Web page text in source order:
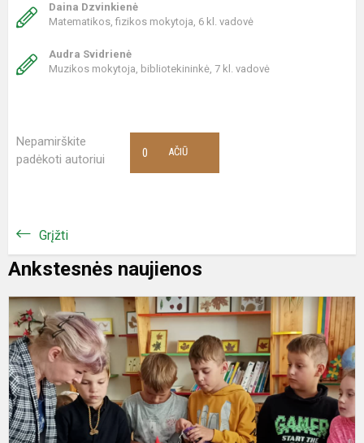
Daina Dzvinkienė
Matematikos, fizikos mokytoja, 6 kl. vadovė
Audra Svidrienė
Muzikos mokytoja, bibliotekininkė, 7 kl. vadovė
Nepamirškite
padėkoti autoriui
AČIŪ
0
Grįžti
Ankstesnės naujienos